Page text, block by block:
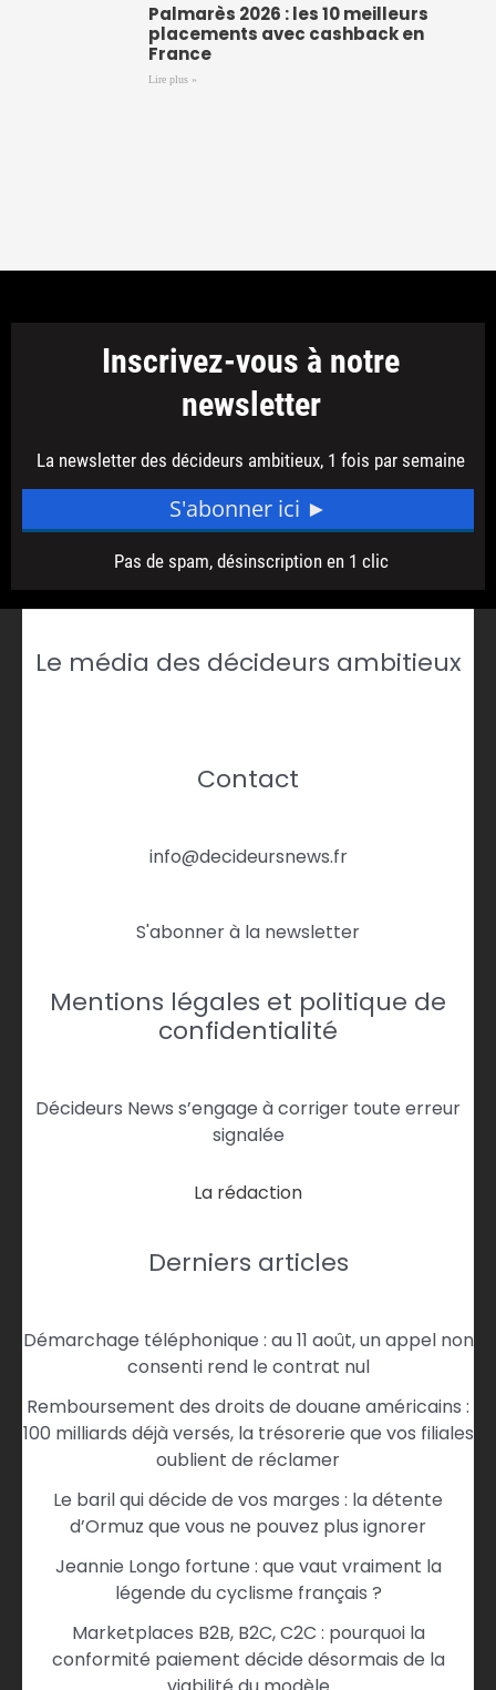
Palmarès 2026 : les 10 meilleurs
placements avec cashback en
France
Lire plus »
Le média des décideurs ambitieux
Contact
info@decideursnews.fr
S'abonner à la newsletter
Mentions légales et politique de
confidentialité
Décideurs News s’engage à corriger toute erreur
signalée
La rédaction
Derniers articles
Démarchage téléphonique : au 11 août, un appel non
consenti rend le contrat nul
Remboursement des droits de douane américains :
100 milliards déjà versés, la trésorerie que vos filiales
oublient de réclamer
Le baril qui décide de vos marges : la détente
d’Ormuz que vous ne pouvez plus ignorer
Jeannie Longo fortune : que vaut vraiment la
légende du cyclisme français ?
Marketplaces B2B, B2C, C2C : pourquoi la
conformité paiement décide désormais de la